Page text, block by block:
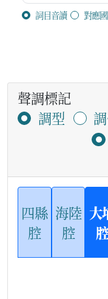
詞目音讀 對應
聲調標記
調型
四縣
腔
海陸
腔
大